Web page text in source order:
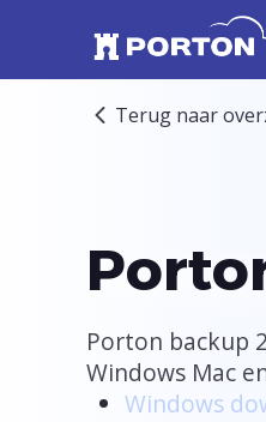
Terug naar
Porton backup
Windows Mac
Windows